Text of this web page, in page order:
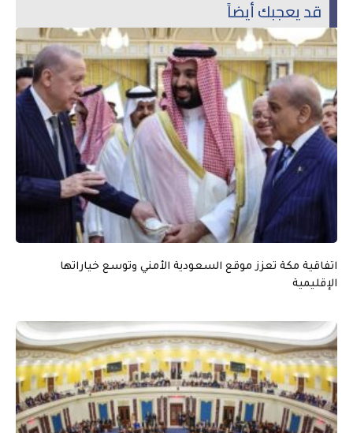
قد يعجبك أيضاً
اتفاقية مكة تعزز موقع السعودية الأمني وتوسع خياراتها
الإقليمية